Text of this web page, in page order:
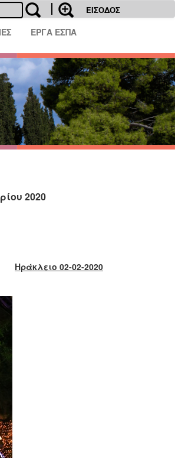
ΕΙΣΟΔΟΣ
ΕΡΓΑ ΕΣΠΑ
2020
Ηράκλειο 02-02-2020